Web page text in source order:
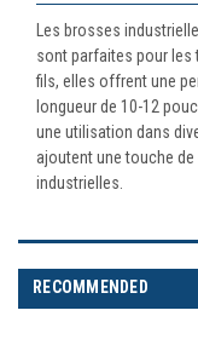
Les brosses
sont parfaites pour les
fils, elles offrent une
longueur de 10-12
une utilisation dans
ajoutent une touche
industrielles.
RECOMMENDED